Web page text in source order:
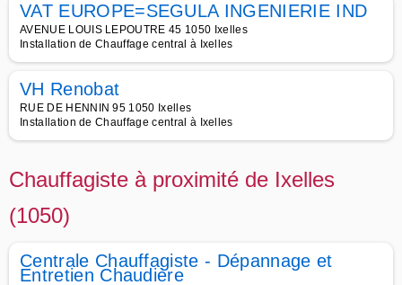
VAT EUROPE=SEGULA INGENIERIE IND
AVENUE LOUIS LEPOUTRE 45 1050 Ixelles
Installation de Chauffage central à Ixelles
VH Renobat
RUE DE HENNIN 95 1050 Ixelles
Installation de Chauffage central à Ixelles
Chauffagiste à proximité de Ixelles
(1050)
Centrale Chauffagiste - Dépannage et
Entretien Chaudière